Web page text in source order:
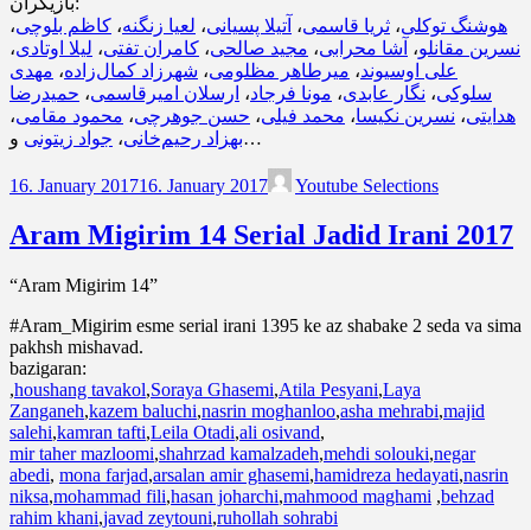
هوشنگ توکلی، ثریا قاسمی، آتیلا پسیانی، لعیا زنگنه، کاظم بلوچی،
نسرین مقانلو، آشا محرابی، مجید صالحی، کامران تفتی، لیلا اوتادی،
علی اوسیوند، میرطاهر مظلومی، شهرزاد کمال‌زاده، مهدی
سلوکی، نگار عابدی، مونا فرجاد، ارسلان امیرقاسمی، حمیدرضا
هدایتی، نسرین نکیسا، محمد فیلی، حسن جوهرچی، محمود مقامی،
بهزاد رحیم‌خانی، جواد زیتونی و…
16. January 201716. January 2017 Youtube Selections
Aram Migirim 14 Serial Jadid Irani 2017
“Aram Migirim 14”
#Aram_Migirim esme serial irani 1395 ke az shabake 2 seda va sima
pakhsh mishavad.
bazigaran:
,houshang tavakol,Soraya Ghasemi,Atila Pesyani,Laya
Zanganeh,kazem baluchi,nasrin moghanloo,asha mehrabi,majid
salehi,kamran tafti,Leila Otadi,ali osivand,
mir taher mazloomi,shahrzad kamalzadeh,mehdi solouki,negar
abedi, mona farjad,arsalan amir ghasemi,hamidreza hedayati,nasrin
niksa,mohammad fili,hasan joharchi,mahmood maghami ,behzad
rahim khani,javad zeytouni,ruhollah sohrabi